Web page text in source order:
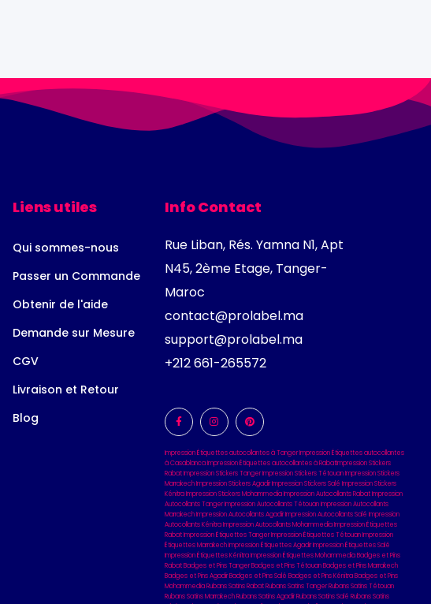
Liens utiles
Qui sommes-nous
Passer un Commande
Obtenir de l'aide
Demande sur Mesure
CGV
Livraison et Retour
Blog
Info Contact
Rue Liban, Rés. Yamna N1, Apt
N45, 2ème Etage, Tanger-
Maroc
contact@prolabel.ma
support@prolabel.ma
+212 661-265572
Impression Étiquettes autocollantes à Tanger Impression Étiquettes autocollantes
à Casablanca Impression Étiquettes autocollantes à RabatImpression Stickers
Rabat Impression Stickers Tanger Impression Stickers Tétouan Impression Stickers
Marrakech Impression Stickers Agadir Impression Stickers Salé Impression Stickers
Kénitra Impression Stickers Mohammedia Impression Autocollants Rabat Impression
Autocollants Tanger Impression Autocollants Tétouan Impression Autocollants
Marrakech Impression Autocollants Agadir Impression Autocollants Salé Impression
Autocollants Kénitra Impression Autocollants Mohammedia Impression Étiquettes
Rabat Impression Étiquettes Tanger Impression Étiquettes Tétouan Impression
Étiquettes Marrakech Impression Étiquettes Agadir Impression Étiquettes Salé
Impression Étiquettes Kénitra Impression Étiquettes Mohammedia Badges et Pins
Rabat Badges et Pins Tanger Badges et Pins Tétouan Badges et Pins Marrakech
Badges et Pins Agadir Badges et Pins Salé Badges et Pins Kénitra Badges et Pins
Mohammedia Rubans Satins Rabat Rubans Satins Tanger Rubans Satins Tétouan
Rubans Satins Marrakech Rubans Satins Agadir Rubans Satins Salé Rubans Satins